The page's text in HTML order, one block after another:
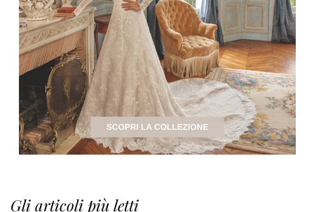
Gli articoli più letti